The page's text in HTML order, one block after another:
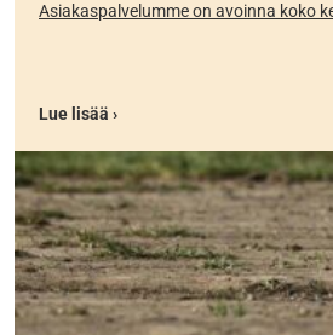
Asiakaspalvelumme on avoinna koko
Lue lisää ›